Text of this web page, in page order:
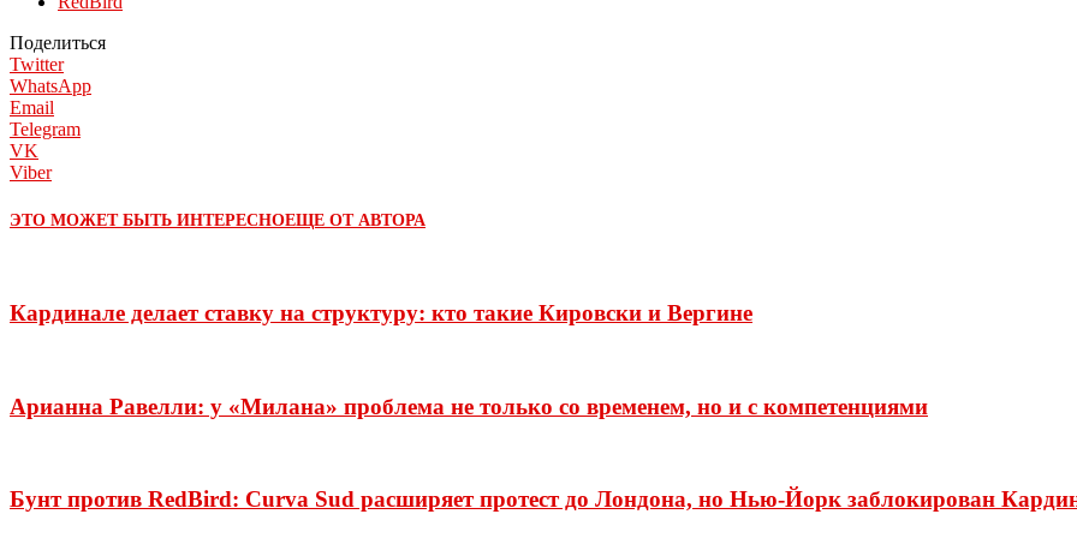
Поделиться
Twitter
WhatsApp
Email
Telegram
VK
Viber
ЭТО МОЖЕТ БЫТЬ ИНТЕРЕСНОЕЩЕ ОТ АВТОРА
Кардинале делает ставку на структуру: кто такие Кировски и Вергине
Арианна Равелли: у «Милана» проблема не только со временем, но и с компетенциями
Бунт против RedBird: Curva Sud расширяет протест до Лондона, но Нью-Йорк заблокирован